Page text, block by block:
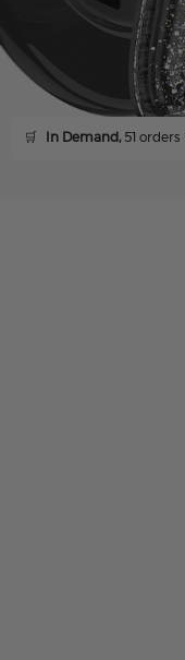
🛒 In Demand,51 orders